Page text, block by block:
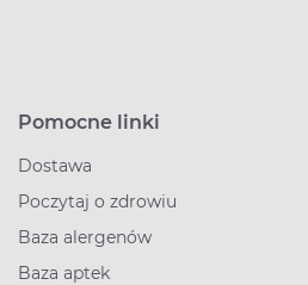
Pomocne linki
Dostawa
Poczytaj o zdrowiu
Baza alergenów
Baza aptek